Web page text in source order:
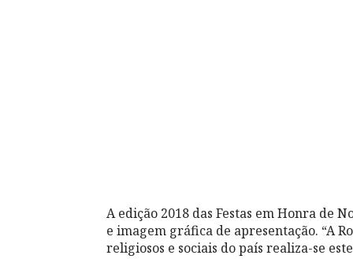
A edição 2018 das Festas em Honra de
e imagem gráfica de apresentação. “A
religiosos e sociais do país realiza-se